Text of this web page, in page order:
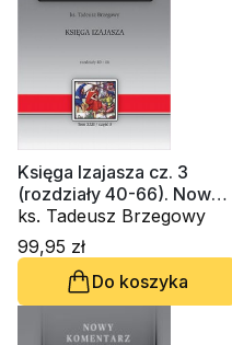
Księga Izajasza cz. 3
(rozdziały 40-66). Nowy
Komentarz Biblijny. Tom
XXII, cz.3
ks. Tadeusz Brzegowy
99,95 zł
Do koszyka